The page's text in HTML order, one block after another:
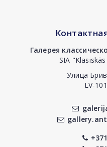
Галерея
SIA
Улица
LV-